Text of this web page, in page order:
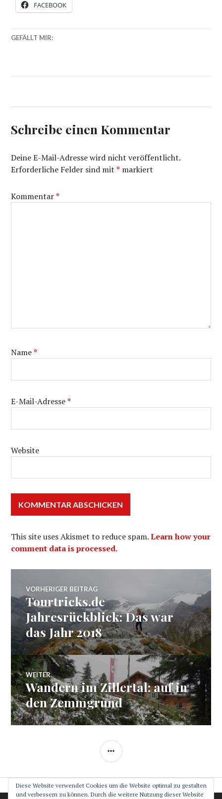
FACEBOOK
GEFÄLLT MIR:
Schreibe einen Kommentar
Deine E-Mail-Adresse wird nicht veröffentlicht.
Erforderliche Felder sind mit* markiert
Kommentar*
Name*
E-Mail-Adresse*
Website
This site uses Akismet to reduce spam.Learn how your
comment data is processed.
Beitragsnavigation
VORHERIGER BEITRAG
Vorheriger
Beitrag:
Tourtricks.de
Jahresrückblick: Das war
das Jahr 2018
WEITER
Nächster
Beitrag:
Wandern im Zillertal: auf in
den Zemmgrund
SEITENLEISTE
Diese Website verwendet Cookies um die Website optimal zu gestalten
und verbessern zu können. Durch die weitere Nutzung dieser Website